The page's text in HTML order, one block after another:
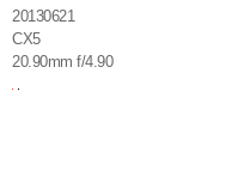
20130621
CX5
20.90mm f/4.90